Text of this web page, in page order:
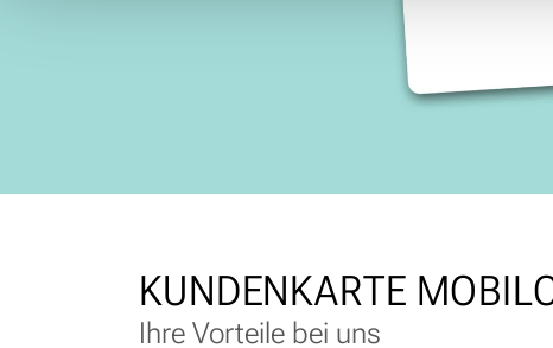
KUNDEN­KARTE
Ihre Vorteile bei uns